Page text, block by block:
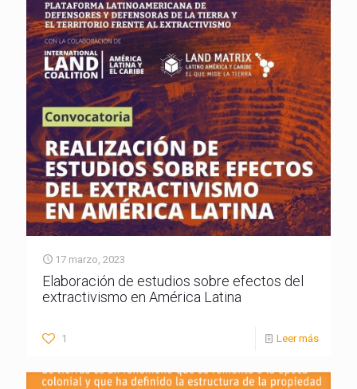
17 marzo, 2023
Elaboración de estudios sobre efectos del
extractivismo en América Latina
1 Leer más